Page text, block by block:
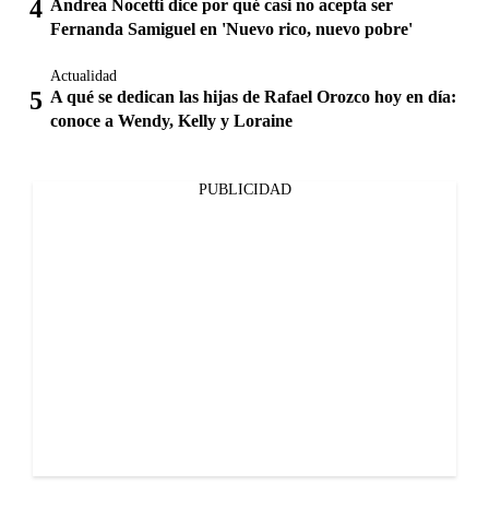
Andrea Nocetti dice por qué casi no acepta ser
Fernanda Samiguel en 'Nuevo rico, nuevo pobre'
Actualidad
A qué se dedican las hijas de Rafael Orozco hoy en día:
conoce a Wendy, Kelly y Loraine
PUBLICIDAD